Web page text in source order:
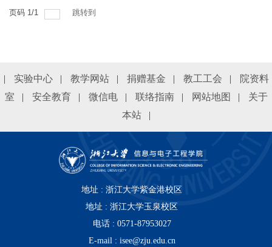
页码 1/1 跳转到
| 实验中心 | 教学网站 | 捐赠基金 | 教工工会 |
院资料
室
| 安全教育 | 微信电 | 联络指南 | 网站地图 |
关于
本站
|
地址 : 浙江大学紫金港校区
地址 :浙江大学玉泉校区
电话 : 0571-87953027
E-mail : isee@zju.edu.cn